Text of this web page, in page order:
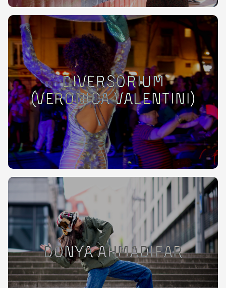
Diversorium
(Veronica Valentini)
Donya Ahmadifar